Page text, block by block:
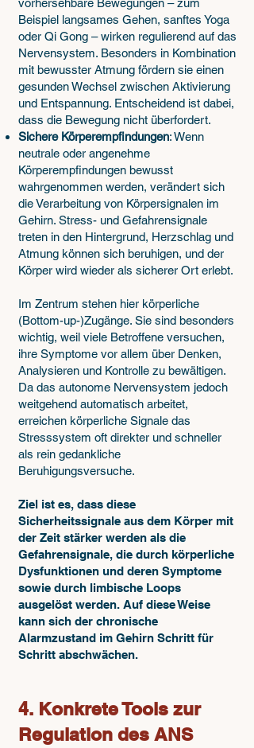
vorhersehbare Bewegungen – zum
Beispiel langsames Gehen, sanftes Yoga
oder Qi Gong – wirken regulierend auf das
Nervensystem. Besonders in Kombination
mit bewusster Atmung fördern sie einen
gesunden Wechsel zwischen Aktivierung
und Entspannung. Entscheidend ist dabei,
dass die Bewegung nicht überfordert.
Sichere Körperempfindungen: Wenn
neutrale oder angenehme
Körperempfindungen bewusst
wahrgenommen werden, verändert sich
die Verarbeitung von Körpersignalen im
Gehirn. Stress- und Gefahrensignale
treten in den Hintergrund, Herzschlag und
Atmung können sich beruhigen, und der
Körper wird wieder als sicherer Ort erlebt.
Im Zentrum stehen hier körperliche
(Bottom-up-)Zugänge. Sie sind besonders
wichtig, weil viele Betroffene versuchen,
ihre Symptome vor allem über Denken,
Analysieren und Kontrolle zu bewältigen.
Da das autonome Nervensystem jedoch
weitgehend automatisch arbeitet,
erreichen körperliche Signale das
Stresssystem oft direkter und schneller
als rein gedankliche
Beruhigungsversuche.
Ziel ist es, dass diese
Sicherheitssignale aus dem Körper mit
der Zeit stärker werden als die
Gefahrensignale, die durch körperliche
Dysfunktionen und deren Symptome
sowie durch limbische Loops
ausgelöst werden. Auf diese Weise
kann sich der chronische
Alarmzustand im Gehirn Schritt für
Schritt abschwächen.
4. Konkrete Tools zur
Regulation des ANS